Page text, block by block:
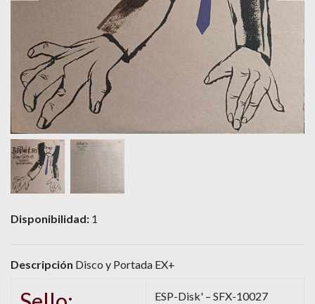
Disponibilidad: 1
Descripción Disco y Portada EX+
ESP-Disk' – SFX-10027